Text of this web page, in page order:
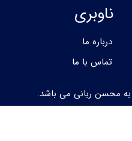
ناوبری
درباره ما
تماس با ما
محسن ربانی می باشد.